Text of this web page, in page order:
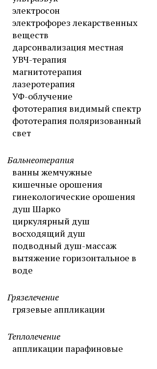
электросон
электрофорез лекарственных
веществ
дарсонвализация местная
УВЧ-терапия
магнитотерапия
лазеротерапия
УФ-облучение
фототерапия видимый спектр
фототерапия поляризованный
свет
Бальнеотерапия
ванны жемчужные
кишечные орошения
гинекологические орошения
душ Шарко
циркулярный душ
восходящий душ
подводный душ-массаж
вытяжение горизонтальное в
воде
Грязелечение
грязевые аппликации
Теплолечение
аппликации парафиновые